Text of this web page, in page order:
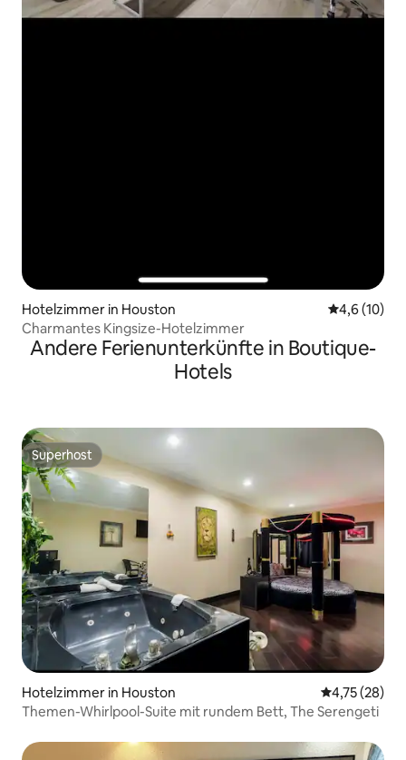
Hotelzimmer in Houston
4,6 (10)
Charmantes Kingsize-Hotelzimmer
Andere Ferienunterkünfte in Boutique-
Hotels
Superhost
Superhost
Hotelzimmer in Houston
4,75 (28)
Themen-Whirlpool-Suite mit rundem Bett, The Serengeti